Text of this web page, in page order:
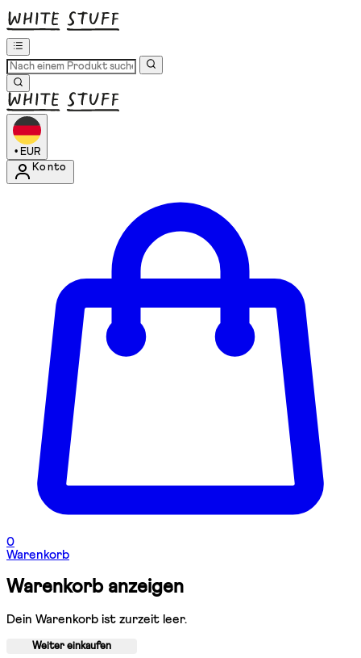
• EUR
Konto
0
Warenkorb
Warenkorb anzeigen
Dein Warenkorb ist zurzeit leer.
Weiter einkaufen